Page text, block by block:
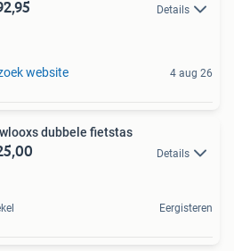
Details
website 4 aug 26
dubbele fietstas
Details
Eergisteren